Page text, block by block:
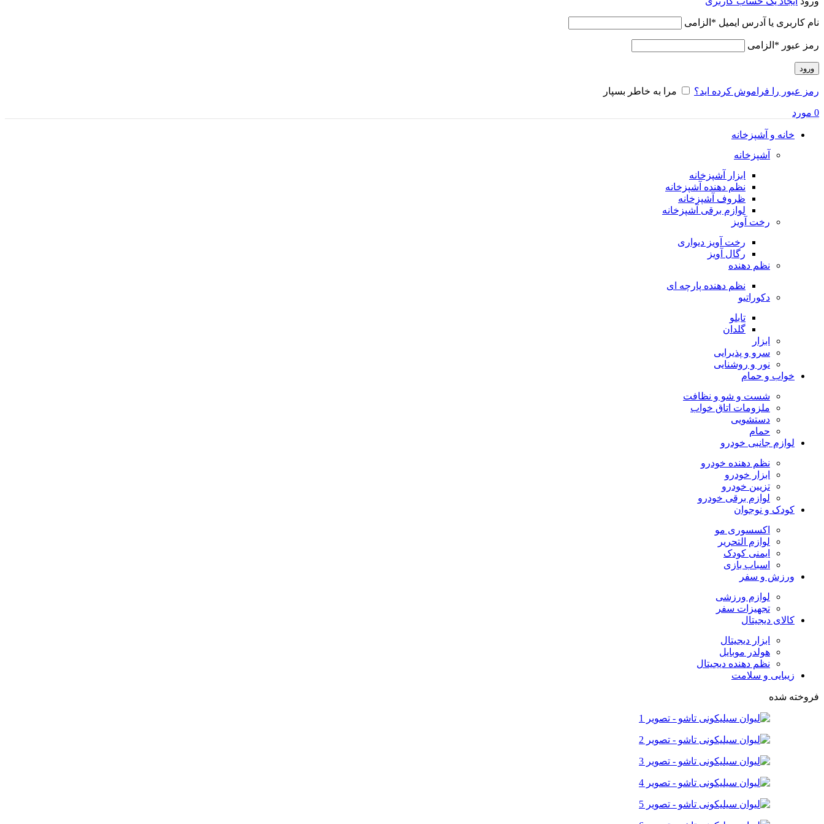
نام کاربری یا آدرس ایمیل * الزامی
رمز عبور * الزامی
ورود
رمز عبور را فراموش کرده اید؟ مرا به خاطر بسپار
0 مورد
خانه و آشپزخانه
آشپزخانه
ابزار آشپزخانه
نظم دهنده آشپزخانه
ظروف آشپزخانه
لوازم برقی آشپزخانه
رخت آویز
رخت آویز دیواری
رگال آویز
نظم دهنده
نظم دهنده پارچه ای
دکوراتیو
تابلو
گلدان
ابزار
سرو و پذیرایی
نور و روشنایی
خواب و حمام
شست و شو و نظافت
ملزومات اتاق خواب
دستشویی
حمام
لوازم جانبی خودرو
نظم دهنده خودرو
ابزار خودرو
تزیین خودرو
لوازم برقی خودرو
کودک و نوجوان
اکسسوری مو
لوازم التحریر
ایمنی کودک
اسباب بازی
ورزش و سفر
لوازم ورزشی
تجهیزات سفر
کالای دیجیتال
ابزار دیجیتال
هولدر موبایل
نظم دهنده دیجیتال
زیبایی و سلامت
فروخته شده